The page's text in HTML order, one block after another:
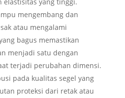
mengembang dan
atau mengalami
bagus memastikan
menjadi satu dengan
terjadi perubahan dimensi.
pada kualitas segel yang
proteksi dari retak atau